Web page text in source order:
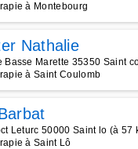
à Montebourg
Nathalie
Basse Marette 35350 Saint
à Saint Coulomb
Leturc 50000 Saint lo (à 57
à Saint Lô